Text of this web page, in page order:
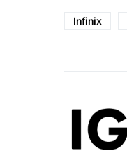
Infinix